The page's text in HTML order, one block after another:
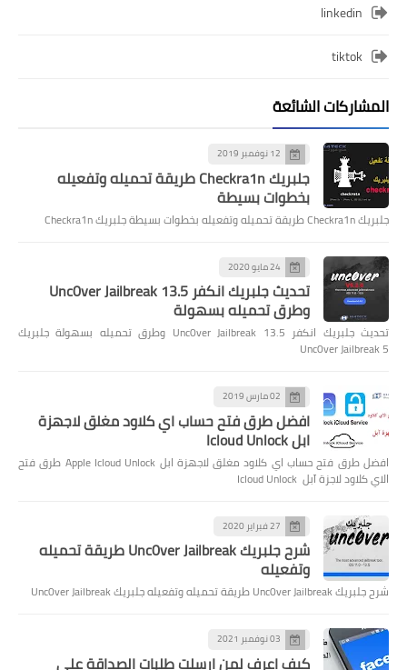
linkedin
tiktok
المشاركات الشائعة
12 نوفمبر 2019
جلبريك Checkra1n طريقة تحميله وتفعيله
بخطوات بسيطة
جلبريك Checkra1n طريقة تحميله وتفعيله بخطوات بسيطة جلبريك Checkra1n
24 مايو 2020
تحديث جلبريك انكفر Unc0ver Jailbreak 13.5
وطرق تحميله بسهولة
تحديث جلبريك انكفر Unc0ver Jailbreak 13.5 وطرق تحميله بسهولة جلبريك
Unc0ver Jailbreak 5
02 مارس 2019
افضل طرق فتح حساب اي كلاود مغلق لاجهزة
ابل Icloud Unlock
افضل طرق فتح حساب اي كلاود مغلق لاجهزة ابل Apple Icloud Unlock طرق فتح
الاي كلاود لاجزة آبل Icloud Unlock
27 فبراير 2020
شرح جلبريك Unc0ver Jailbreak طريقة تحميله
وتفعيله
شرح جلبريك Unc0ver Jailbreak طريقة تحميله وتفعيله جلبريك Unc0ver Jailbreak
03 نوفمبر 2021
كيف اعرف لمن ارسلت طلبات الصداقة على